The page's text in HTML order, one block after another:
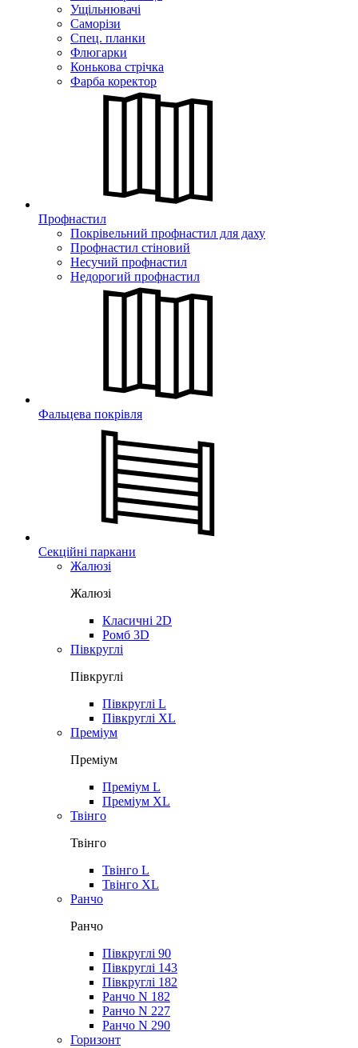
Ущільнювачі
Саморізи
Спец. планки
Флюгарки
Конькова стрічка
Фарба коректор
Профнастил
Покрівельний профнастил для даху
Профнастил стіновий
Несучий профнастил
Недорогий профнастил
Фальцева покрівля
Секційні паркани
Жалюзі
Жалюзі
Класичні 2D
Ромб 3D
Півкруглі
Півкруглі
Півкруглі L
Півкруглі XL
Преміум
Преміум
Преміум L
Преміум XL
Твінго
Твінго
Твінго L
Твінго XL
Ранчо
Ранчо
Півкруглі 90
Півкруглі 143
Півкруглі 182
Ранчо N 182
Ранчо N 227
Ранчо N 290
Горизонт